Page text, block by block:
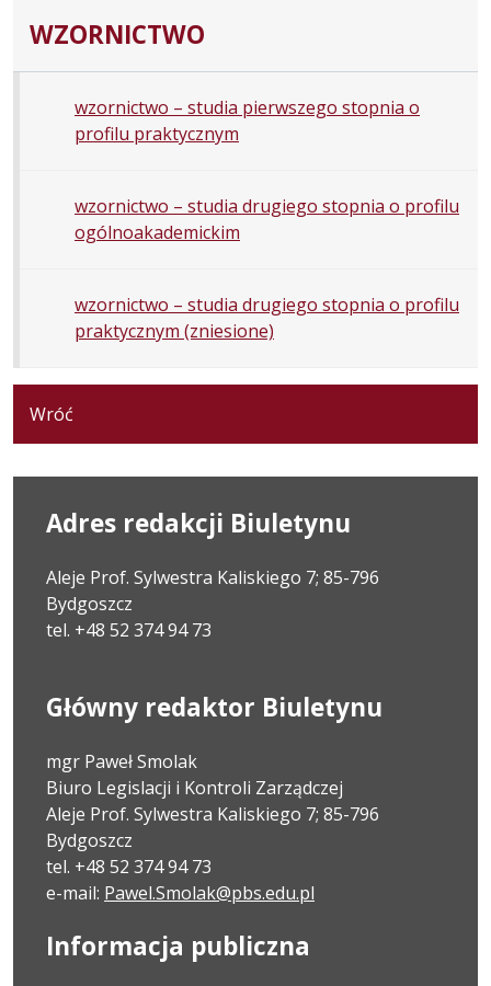
WZORNICTWO
wzornictwo – studia pierwszego stopnia o
profilu praktycznym
wzornictwo – studia drugiego stopnia o profilu
ogólnoakademickim
wzornictwo – studia drugiego stopnia o profilu
praktycznym (zniesione)
Wróć
Adres redakcji Biuletynu
Aleje Prof. Sylwestra Kaliskiego 7; 85-796
Bydgoszcz
tel. +48 52 374 94 73
Główny redaktor Biuletynu
mgr Paweł Smolak
Biuro Legislacji i Kontroli Zarządczej
Aleje Prof. Sylwestra Kaliskiego 7; 85-796
Bydgoszcz
tel. +48 52 374 94 73
e-mail: Pawel.Smolak@pbs.edu.pl
Informacja publiczna